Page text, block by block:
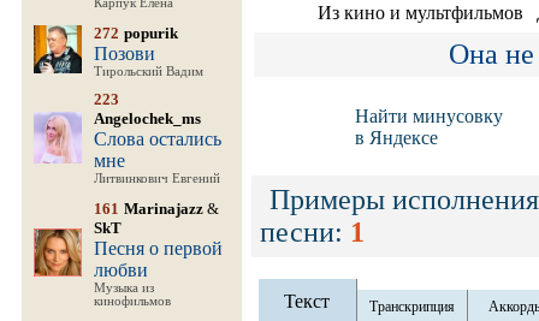
Карпук Елена
272 popurik
Позови
Тирольский Вадим
223
Angelochek_ms
Слова остались
мне
Литвинкович Евгений
161 Marinajazz &
SkT
Песня о первой
любви
Музыка из
кинофильмов
Из кино и мультфильмов
Она не
Найти минусовку
в Яндексе
Примеры исполнения
песни: 1
Текст Транскрипция